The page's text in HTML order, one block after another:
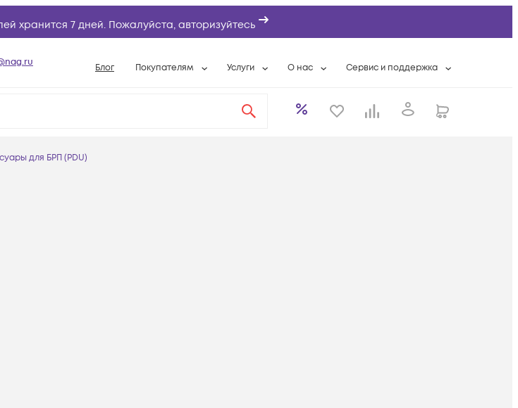
хранится 7 дней. Пожалуйста, авторизуйтесь
Блог Покупателям Услуги
Системная интеграция
О нас
Контактная информация
Сервис и поддержка
Контакты сервисных центров
для БРП (PDU)